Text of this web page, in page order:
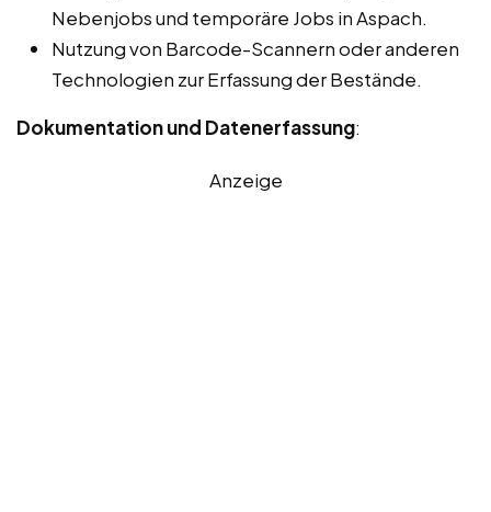
Nebenjobs und temporäre Jobs in Aspach.
Nutzung von Barcode-Scannern oder anderen
Technologien zur Erfassung der Bestände.
Dokumentation und Datenerfassung:
Anzeige